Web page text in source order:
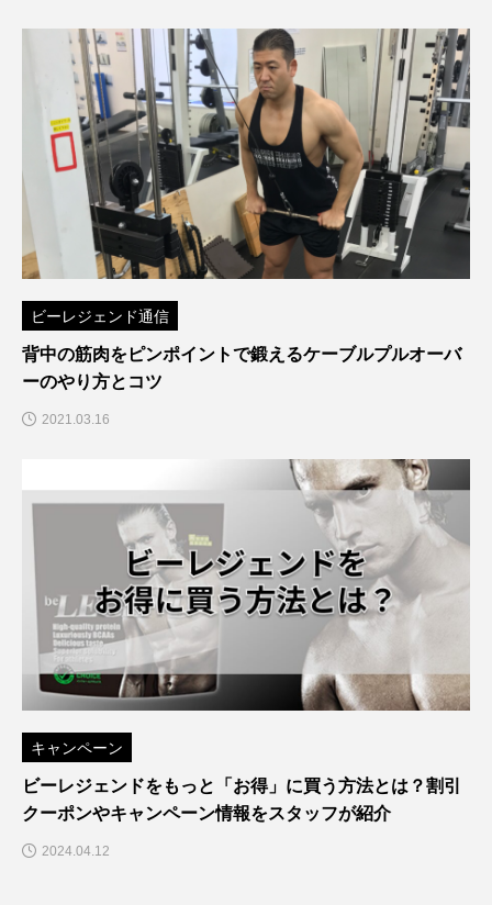
ビーレジェンド通信
背中の筋肉をピンポイントで鍛えるケーブルプルオーバ
ーのやり方とコツ
2021.03.16
キャンペーン
ビーレジェンドをもっと「お得」に買う方法とは？割引
クーポンやキャンペーン情報をスタッフが紹介
2024.04.12